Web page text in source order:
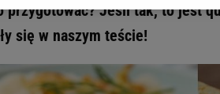
przygotować? Jeśli tak, to jest
się w naszym teście!
narzędzie do zarządzania
” w stopce serwisu i przechodząc
i Agora S.A. możemy przetwarzać dane